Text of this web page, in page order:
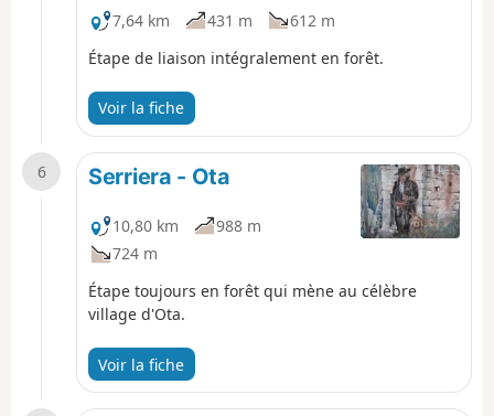
7,64 km 431 m
612 m
Étape de liaison intégralement en forêt.
Voir la fiche
6 Serriera - Ota
10,80 km
988 m
724 m
Étape toujours en forêt qui mène au célèbre
village d'Ota.
Voir la fiche